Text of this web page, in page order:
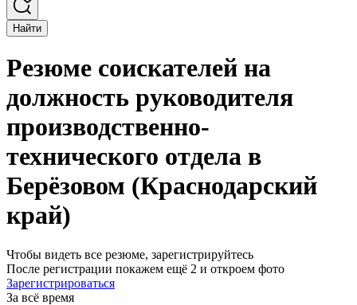
Найти
Резюме соискателей на
должность руководителя
производственно-
технического отдела в
Берёзовом (Краснодарский
край)
Чтобы видеть все резюме, зарегистрируйтесь
После регистрации покажем ещё 2 и откроем фото
Зарегистрироваться
За всё время